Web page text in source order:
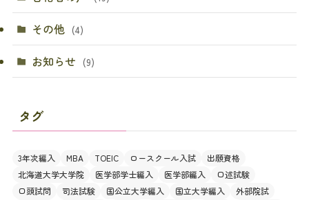
その他 (4)
お知らせ (9)
タグ
3年次編入 MBA TOEIC ロースクール入試
出願資格
北海道大学大学院
医学部学士編入 医学部編入
口述試験
口頭試問
司法試験 国公立大学編入 国立大学編入
外部院試